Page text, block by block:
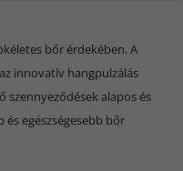
bőr érdekében. A
innovatív hangpulzálás
szennyeződések alapos és
egészségesebb bőr